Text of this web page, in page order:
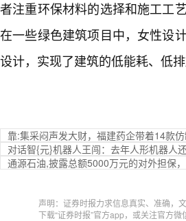
者注重环保材料的选择和施工工
在一些绿色建筑项目中，女性设
设计，实现了建筑的低能耗、低
靠:集采闷声发大财，福建药企带着14款
对话智{元}机器人王闯：去年人形机器人
通源石油,披露总额5000万元的对外担保
声明：证券时报力求信息真实、准确，
下载“证券时报”官方app，或关注官方